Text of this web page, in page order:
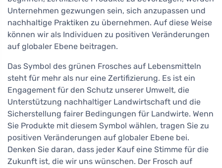
Unternehmen gezwungen sein, sich anzupassen und
nachhaltige Praktiken zu übernehmen. Auf diese Weise
können wir als Individuen zu positiven Veränderungen
auf globaler Ebene beitragen.
Das Symbol des grünen Frosches auf Lebensmitteln
steht für mehr als nur eine Zertifizierung. Es ist ein
Engagement für den Schutz unserer Umwelt, die
Unterstützung nachhaltiger Landwirtschaft und die
Sicherstellung fairer Bedingungen für Landwirte. Wenn
Sie Produkte mit diesem Symbol wählen, tragen Sie zu
positiven Veränderungen auf globaler Ebene bei.
Denken Sie daran, dass jeder Kauf eine Stimme für die
Zukunft ist, die wir uns wünschen. Der Frosch auf